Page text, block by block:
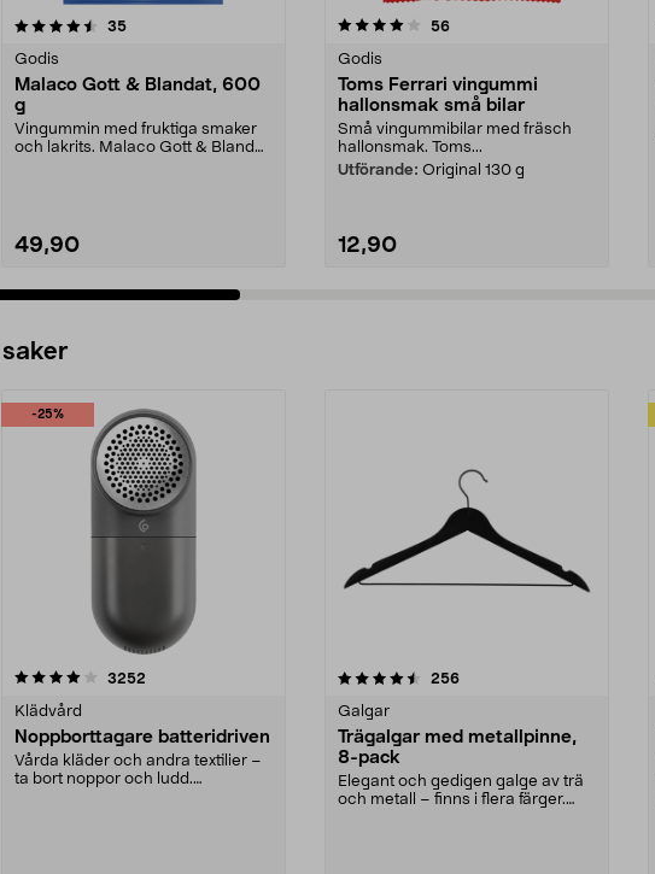
35recensioner
Godis
Malaco Gott & Blandat, 600
g
Vingummin med fruktiga smaker
och lakrits. Malaco Gott & Blandat
49,90
4.0 av 5 stjärnor 56recensioner
Godis
Toms Ferrari vingummi
hallonsmak små bilar
Små vingummibilar med fräsch
hallonsmak. Toms...
Utförande: Original 130 g
12,90
4.5 av 5 stjärnor
-25%
3252
Klädvård
Noppborttagare batteridriven
Vårda kläder och andra textilier –
ta bort noppor och ludd.
4.5av 5 stjärnor 256recensioner
Galgar
Trägalgar med metallpinne,
8-pack
Elegant och gedigen galge av trä
och metall – finns i flera färger.
4.0av 5 stjärnor